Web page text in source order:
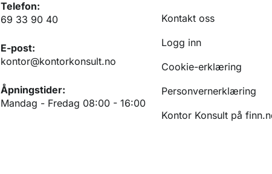
Telefon:
69 33 90 40
E-post:
kontor@kontorkonsult.no
Åpningstider:
Mandag - Fredag 08:00 - 16:00
Kontakt oss
Logg inn
Cookie-erklæring
Personvernerklæring
Kontor Konsult på